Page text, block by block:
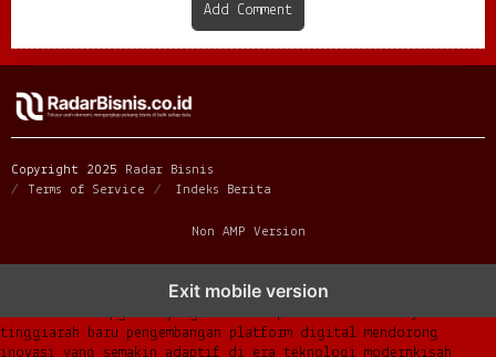
Add Comment
Copyright 2025
Radar Bisnis
Terms of Service
Indeks Berita
Non AMP Version
Exit mobile version
dalam menghadirkan inovasi berkualitasai digital menjadi kunci
analisis data pgsoft yang lebih adaptif dan berkinerja
tinggiarah baru pengembangan platform digital mendorong
inovasi yang semakin adaptif di era teknologi modern kisah